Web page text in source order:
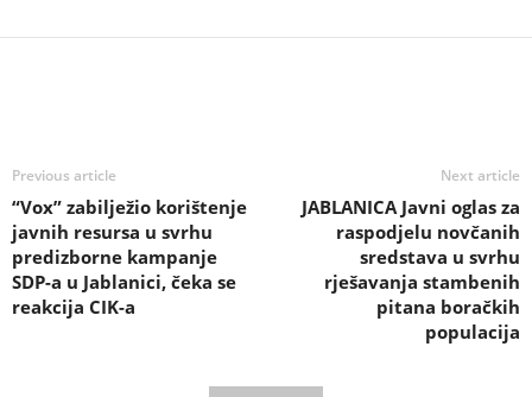
Previous article
“Vox” zabilježio korištenje
javnih resursa u svrhu
predizborne kampanje
SDP-a u Jablanici, čeka se
reakcija CIK-a
Next article
JABLANICA Javni oglas za
raspodjelu novčanih
sredstava u svrhu
rješavanja stambenih
pitana boračkih
populacija